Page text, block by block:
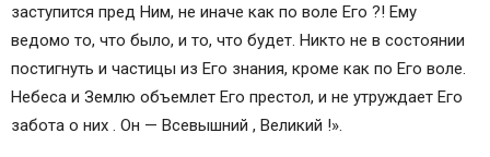
заступится пред Ним, не иначе как по воле Его ?! Ему
ведомо то, что было, и то, что будет. Никто не в состоянии
постигнуть и частицы из Его знания, кроме как по Его воле.
Небеса и Землю объемлет Его престол, и не утруждает Его
забота о них . Он — Всевышний , Великий !».